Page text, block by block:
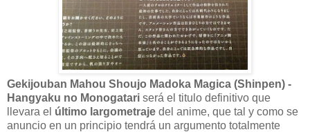
Gekijouban Mahou Shoujo Madoka Magica (Shinpen) -
Hangyaku no Monogatari será el titulo definitivo que
llevara el último largometraje del anime, que tal y como se
anuncio en un principio tendrá un argumento totalmente